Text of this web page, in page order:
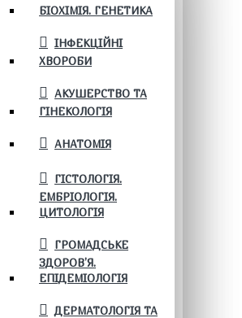
БІОХІМІЯ. ГЕНЕТИКА
ІНФЕКЦІЙНІ
ХВОРОБИ
АКУШЕРСТВО ТА
ГІНЕКОЛОГІЯ
АНАТОМІЯ
ГІСТОЛОГІЯ.
ЕМБРІОЛОГІЯ.
ЦИТОЛОГІЯ
ГРОМАДСЬКЕ
ЗДОРОВ’Я.
ЕПІДЕМІОЛОГІЯ
ДЕРМАТОЛОГІЯ ТА